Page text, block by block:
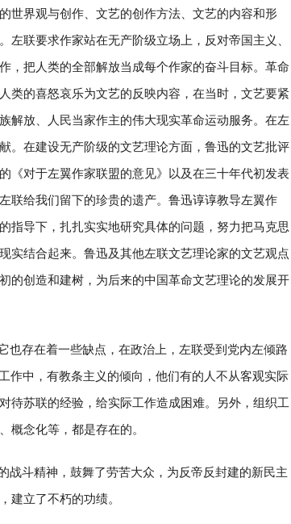
世界观与创作、文艺的创作方法、文艺的内容和形
左联要求作家站在无产阶级立场上，反对帝国主义、
，把人类的全部解放当成每个作家的奋斗目标。革命
类的喜怒哀乐为文艺的反映内容，在当时，文艺要紧
解放、人民当家作主的伟大现实革命运动服务。在左
。在建设无产阶级的文艺理论方面，鲁迅的文艺批评
《对于左翼作家联盟的意见》以及在三十年代初发表
联给我们留下的珍贵的遗产。鲁迅谆谆教导左翼作
指导下，扎扎实实地研究具体的问题，努力把马克思
实结合起来。鲁迅及其他左联文艺理论家的文艺观点
的创造和建树，为后来的中国革命文艺理论的发展开
也存在着一些缺点，在政治上，左联受到党内左倾路
作中，有教条主义的倾向，他们有的人不从客观实际
待苏联的经验，给实际工作造成困难。另外，组织工
概念化等，都是存在的。
战斗精神，鼓舞了劳苦大众，为反帝反封建的新民主
建立了不朽的功绩。